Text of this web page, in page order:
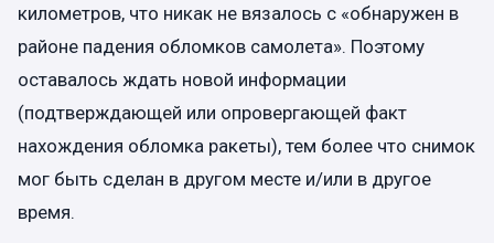
километров, что никак не вязалось с «обнаружен в
районе падения обломков самолета». Поэтому
оставалось ждать новой информации
(подтверждающей или опровергающей факт
нахождения обломка ракеты), тем более что снимок
мог быть сделан в другом месте и/или в другое
время.